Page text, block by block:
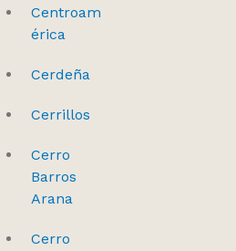
Centroam
érica
Cerdeña
Cerrillos
Cerro
Barros
Arana
Cerro